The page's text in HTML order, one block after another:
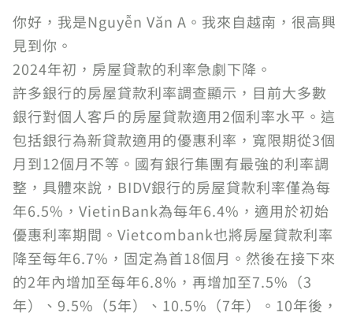
你好，我是Nguyễn Văn A。我來自越南，很高興
見到你。
2024年初，房屋貸款的利率急劇下降。
許多銀行的房屋貸款利率調查顯示，目前大多數
銀行對個人客戶的房屋貸款適用2個利率水平。這
包括銀行為新貸款適用的優惠利率，寬限期從3個
月到12個月不等。國有銀行集團有最強的利率調
整，具體來說，BIDV銀行的房屋貸款利率僅為每
年6.5%，VietinBank為每年6.4%，適用於初始
優惠利率期間。Vietcombank也將房屋貸款利率
降至每年6.7%，固定為首18個月。然後在接下來
的2年內增加至每年6.8%，再增加至7.5%（3
年）、9.5%（5年）、10.5%（7年）。10年後，